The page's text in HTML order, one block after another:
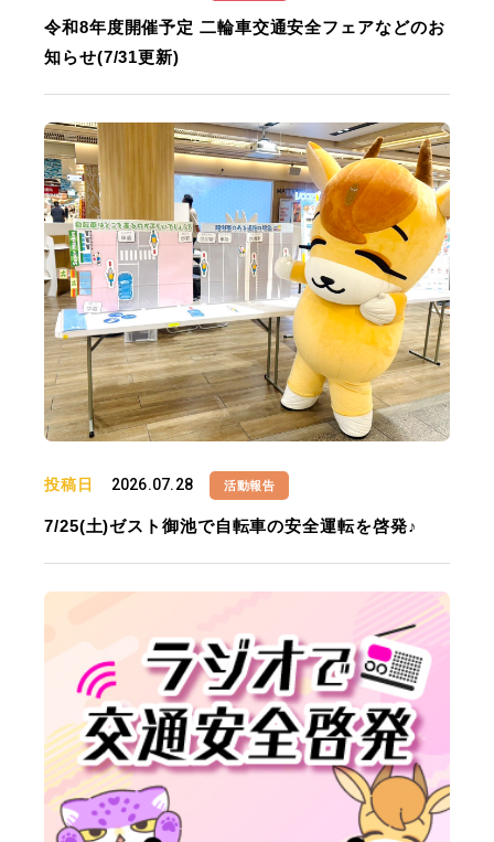
令和8年度開催予定 二輪車交通安全フェアなどのお
知らせ(7/31更新)
投稿日 2026.07.28 活動報告
7/25(土)ゼスト御池で自転車の安全運転を啓発♪